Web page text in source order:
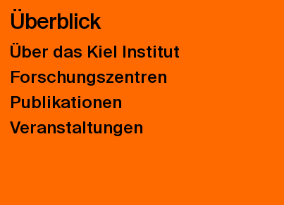
Überblick
Über das Kiel Institut
Forschungszentren
Publikationen
Veranstaltungen